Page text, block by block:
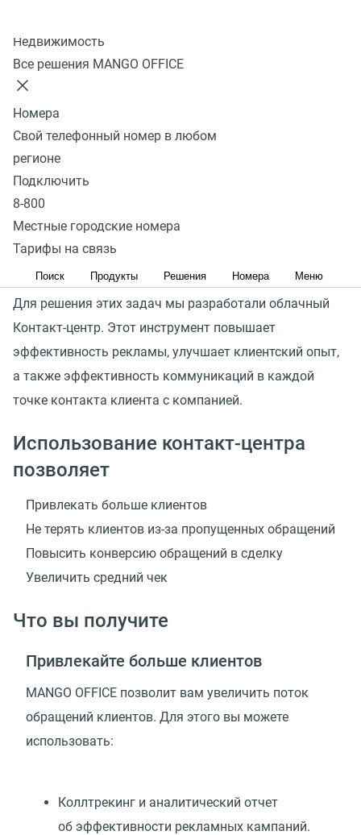
Недвижимость
Все решения MANGO OFFICE
Номера
Свой телефонный номер в любом
регионе
Подключить
8-800
Местные городские номера
Тарифы на связь
Поиск Продукты Решения Номера Меню
Как облачный контакт-центр
решает задачи отдела
продаж
Основные вызовы, стоящие перед отделами продаж:
привлечь больше обращений потенциальных
клиентов, успешнее конвертировать обращения
в продажи и повысить финансовую отдачу от каждой
сделки.
Для решения этих задач мы разработали облачный
Контакт-центр. Этот инструмент повышает
эффективность рекламы, улучшает клиентский опыт,
а также эффективность коммуникаций в каждой
точке контакта клиента с компанией.
Использование контакт-центра
позволяет
Привлекать больше клиентов
Не терять клиентов из-за пропущенных обращений
Повысить конверсию обращений в сделку
Увеличить средний чек
Что вы получите
Привлекайте больше клиентов
MANGO OFFICE позволит вам увеличить поток
обращений клиентов. Для этого вы можете
использовать:
Коллтрекинг и аналитический отчет
об эффективности рекламных кампаний.